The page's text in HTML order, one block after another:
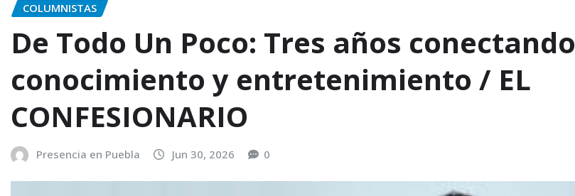
COLUMNISTAS
De Todo Un Poco: Tres años conectando
conocimiento y entretenimiento / EL
CONFESIONARIO
Presencia en Puebla Jun 30, 2026 0